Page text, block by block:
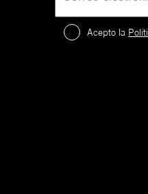
Acepto la